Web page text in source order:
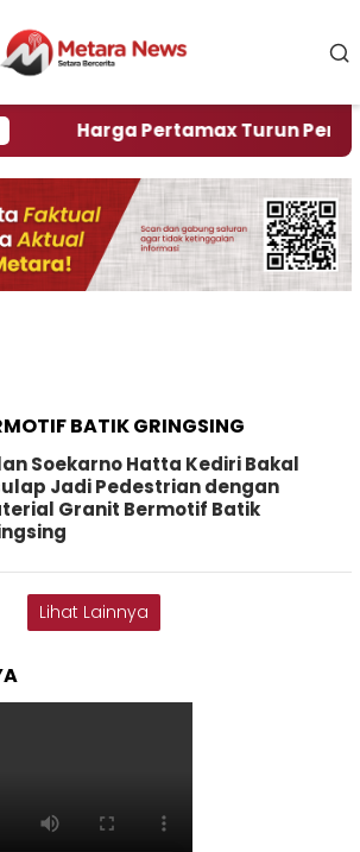
Harga Pertamax Turun Per Hari Ini,
BATIK GRINGSING
Soekarno Hatta Kediri Bakal
Jadi Pedestrian dengan
Granit Bermotif Batik
Lihat Lainnya